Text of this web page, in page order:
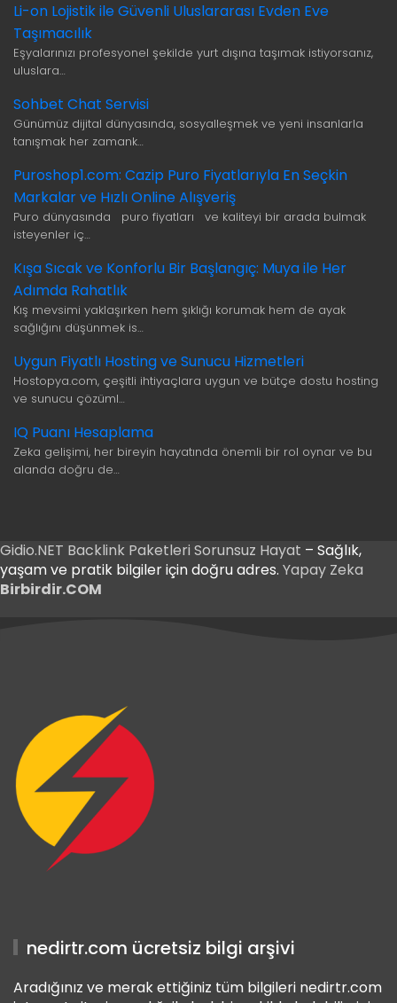
Li-on Lojistik ile Güvenli Uluslararası Evden Eve
Taşımacılık
Eşyalarınızı profesyonel şekilde yurt dışına taşımak istiyorsanız,
uluslara…
Sohbet Chat Servisi
Günümüz dijital dünyasında, sosyalleşmek ve yeni insanlarla
tanışmak her zamank…
Puroshop1.com: Cazip Puro Fiyatlarıyla En Seçkin
Markalar ve Hızlı Online Alışveriş
Puro dünyasında puro fiyatları ve kaliteyi bir arada bulmak
isteyenler iç…
Kışa Sıcak ve Konforlu Bir Başlangıç: Muya ile Her
Adımda Rahatlık
Kış mevsimi yaklaşırken hem şıklığı korumak hem de ayak
sağlığını düşünmek is…
Uygun Fiyatlı Hosting ve Sunucu Hizmetleri
Hostopya.com, çeşitli ihtiyaçlara uygun ve bütçe dostu hosting
ve sunucu çözüml…
IQ Puanı Hesaplama
Zeka gelişimi, her bireyin hayatında önemli bir rol oynar ve bu
alanda doğru de…
Gidio.NET Backlink Paketleri Sorunsuz Hayat – Sağlık,
yaşam ve pratik bilgiler için doğru adres. Yapay Zeka
Birbirdir.COM
nedirtr.com ücretsiz bilgi arşivi
Aradığınız ve merak ettiğiniz tüm bilgileri nedirtr.com